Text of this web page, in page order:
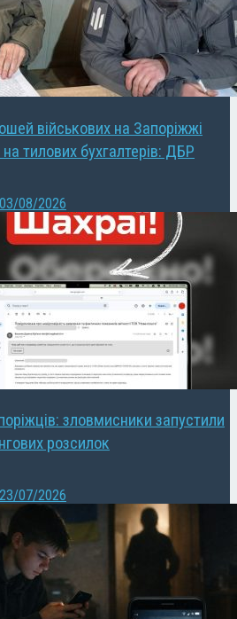
військових на Запоріжжі
тилових бухгалтерів: ДБР
03/08/2026
зловмисники запустили
розсилок
23/07/2026